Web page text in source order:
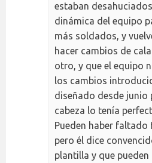
estaban
dinámica del equipo
más soldados, y
hacer cambios de
otro, y que el equipo
los cambios
diseñado desde junio
cabeza lo tenía
Pueden haber faltado
pero él dice
plantilla y que